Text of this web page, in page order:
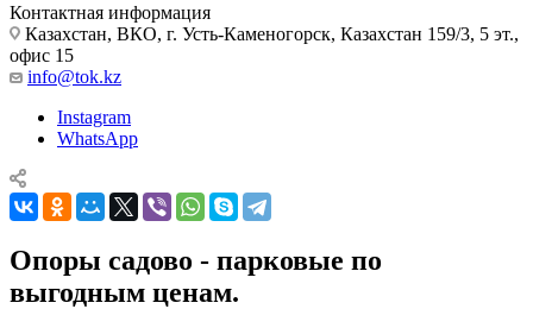
Контактная информация
Казахстан, ВКО, г. Усть-Каменогорск, Казахстан 159/3, 5 эт.,
офис 15
info@tok.kz
Instagram
WhatsApp
Опоры садово - парковые по
выгодным ценам.